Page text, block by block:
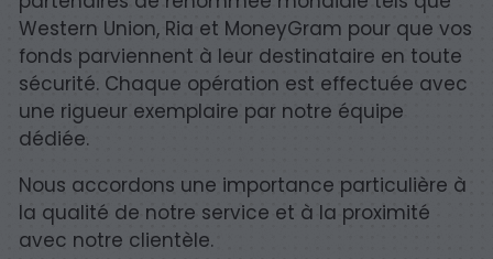
Western Union, Ria et MoneyGram pour que vos
fonds parviennent à leur destinataire en toute
sécurité. Chaque opération est effectuée avec
une rigueur exemplaire par notre équipe
dédiée.
Nous accordons une importance particulière à
la qualité de notre service et à la proximité
avec notre clientèle.